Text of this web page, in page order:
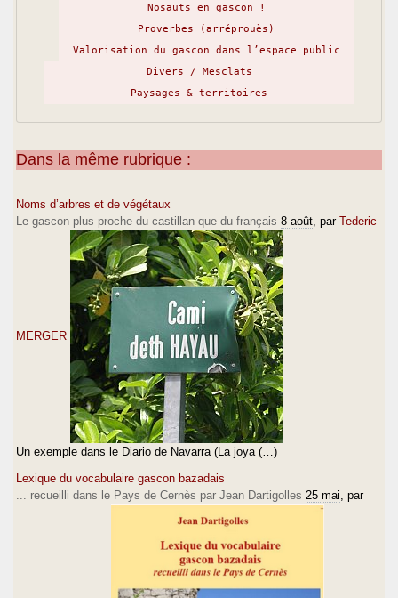
Nosauts en gascon !
Proverbes (arréprouès)
Valorisation du gascon dans l’espace public
Divers / Mesclats
Paysages & territoires
Dans la même rubrique :
Noms d’arbres et de végétaux
Le gascon plus proche du castillan que du français 8 août , par Tederic
MERGER
Un exemple dans le Diario de Navarra (La joya (…)
Lexique du vocabulaire gascon bazadais
... recueilli dans le Pays de Cernès par Jean Dartigolles 25 mai , par